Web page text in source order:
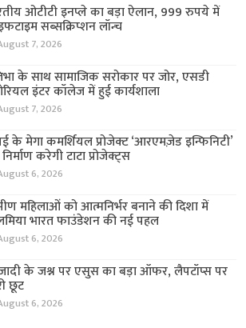
ओटीटी इनप्ले का बड़ा ऐलान, 999 रुपये में
सब्सक्रिप्शन लॉन्च
7, 2026
के साथ सामाजिक सरोकार पर जोर, एसडी
इंटर कॉलेज में हुई कार्यशाला
7, 2026
के मेगा कमर्शियल प्रोजेक्ट ‘आरएमज़ेड इन्फिनिटी’
करेगी टाटा प्रोजेक्ट्स
6, 2026
महिलाओं को आत्मनिर्भर बनाने की दिशा में
भारत फाउंडेशन की नई पहल
6, 2026
के जश्न पर एसुस का बड़ा ऑफर, लैपटॉप्स पर
छूट
6, 2026